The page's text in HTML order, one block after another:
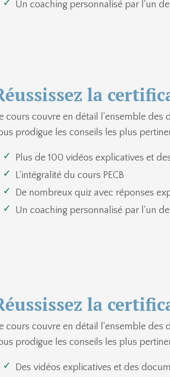
Un coaching personnalisé par l'un
la
cours couvre en détail l'ensemble
prodigue les conseils les plus
Plus de 100 vidéos explicatives et
L'intégralité du cours PECB
De nombreux quiz avec réponses
Un coaching personnalisé par l'un
la
cours couvre en détail l'ensemble
prodigue les conseils les plus
Des vidéos explicatives et des